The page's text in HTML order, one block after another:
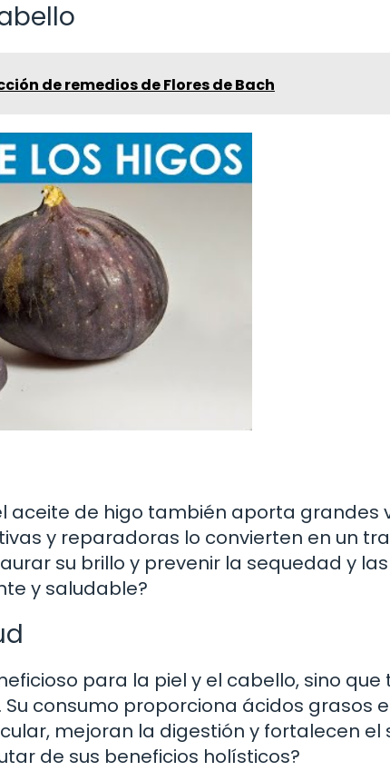
de remedios de Flores de Bach
aceite de higo también aporta grandes
y reparadoras lo convierten en un
su brillo y prevenir la sequedad y
y saludable?
para la piel y el cabello, sino
consumo proporciona ácidos grasos
mejoran la digestión y fortalecen el
de sus beneficios holísticos?